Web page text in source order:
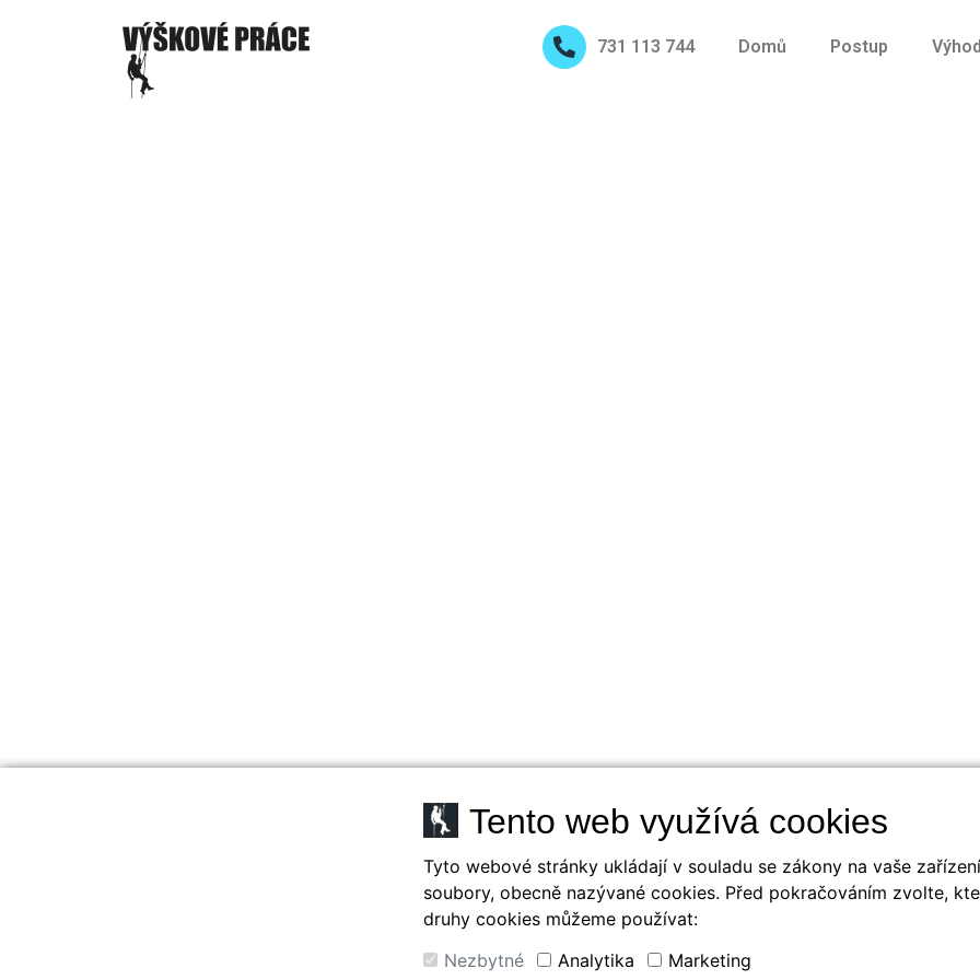
731 113 744 Domů Postup
Tento web využívá cookies
Tyto webové stránky ukládají v souladu se zákony na vaše zařízení
soubory, obecně nazývané cookies. Před pokračováním zvolte,
druhy cookies můžeme používat:
Nezbytné
Analytika Marketing